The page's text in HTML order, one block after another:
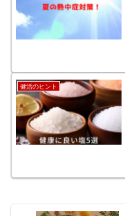
健活のヒント